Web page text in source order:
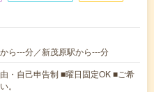
ら---分／新茂原駅から---分
・自己申告制 ■曜日固定OK ■ご希
。